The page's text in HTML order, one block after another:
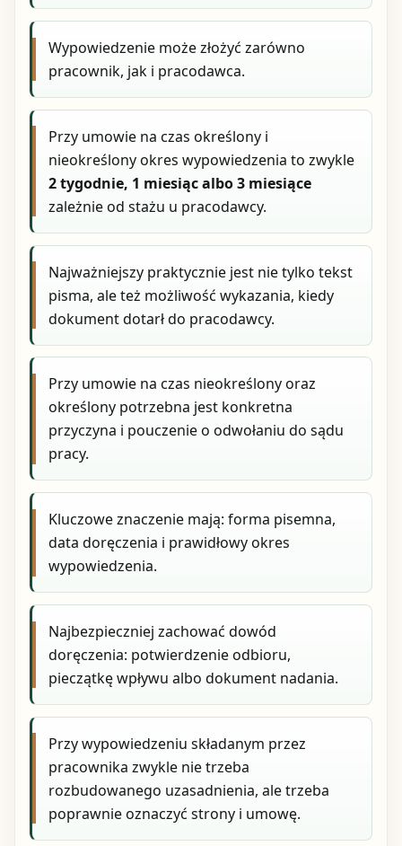
Wypowiedzenie może złożyć zarówno
pracownik, jak i pracodawca.
Przy umowie na czas określony i
nieokreślony okres wypowiedzenia to zwykle
2 tygodnie, 1 miesiąc albo 3 miesiące
zależnie od stażu u pracodawcy.
Najważniejszy praktycznie jest nie tylko tekst
pisma, ale też możliwość wykazania, kiedy
dokument dotarł do pracodawcy.
Przy umowie na czas nieokreślony oraz
określony potrzebna jest konkretna
przyczyna i pouczenie o odwołaniu do sądu
pracy.
Kluczowe znaczenie mają: forma pisemna,
data doręczenia i prawidłowy okres
wypowiedzenia.
Najbezpieczniej zachować dowód
doręczenia: potwierdzenie odbioru,
pieczątkę wpływu albo dokument nadania.
Przy wypowiedzeniu składanym przez
pracownika zwykle nie trzeba
rozbudowanego uzasadnienia, ale trzeba
poprawnie oznaczyć strony i umowę.